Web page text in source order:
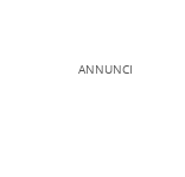
ANNUNCI